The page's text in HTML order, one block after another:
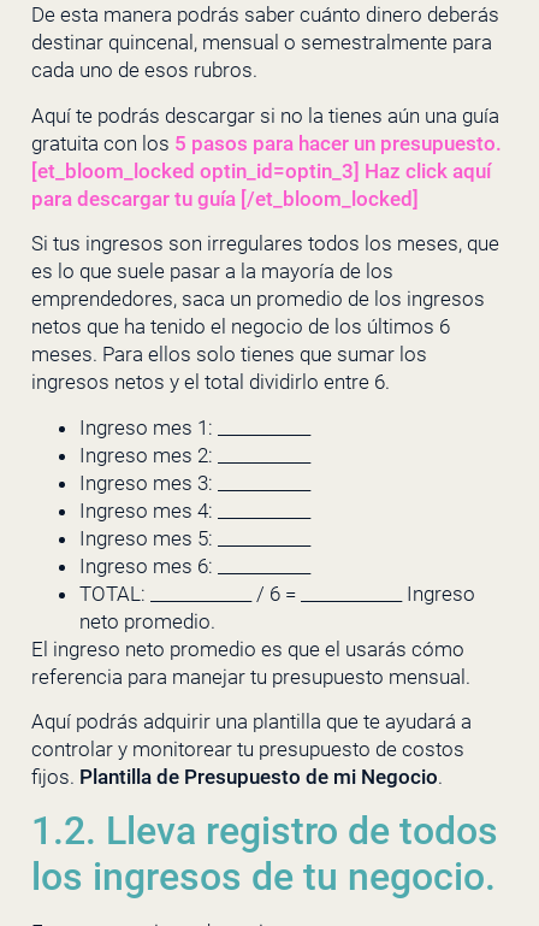
De esta manera podrás saber cuánto dinero deberás
destinar quincenal, mensual o semestralmente para
cada uno de esos rubros.
Aquí te podrás descargar si no la tienes aún una guía
gratuita con los 5 pasos para hacer un presupuesto.
[et_bloom_locked optin_id=optin_3] Haz click aquí
para descargar tu guía [/et_bloom_locked]
Si tus ingresos son irregulares todos los meses, que
es lo que suele pasar a la mayoría de los
emprendedores, saca un promedio de los ingresos
netos que ha tenido el negocio de los últimos 6
meses. Para ellos solo tienes que sumar los
ingresos netos y el total dividirlo entre 6.
Ingreso mes 1: ___________
Ingreso mes 2: ___________
Ingreso mes 3: ___________
Ingreso mes 4: ___________
Ingreso mes 5: ___________
Ingreso mes 6: ___________
TOTAL: ____________ / 6 = ____________ Ingreso
neto promedio.
El ingreso neto promedio es que el usarás cómo
referencia para manejar tu presupuesto mensual.
Aquí podrás adquirir una plantilla que te ayudará a
controlar y monitorear tu presupuesto de costos
fijos. Plantilla de Presupuesto de mi Negocio.
1.2. Lleva registro de todos
los ingresos de tu negocio.